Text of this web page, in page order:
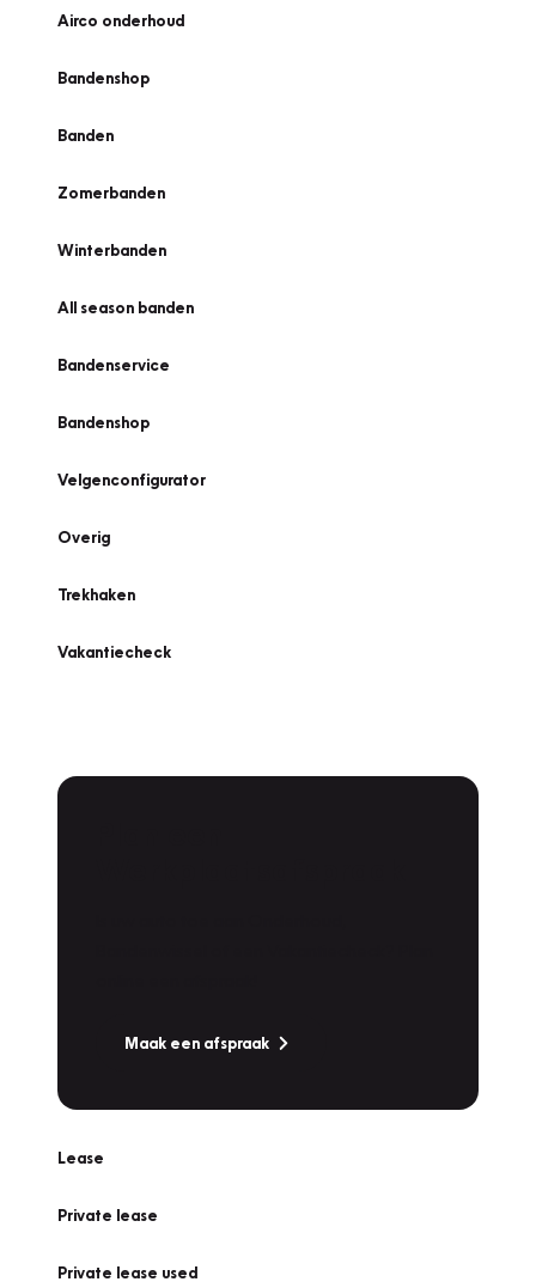
Airco onderhoud
Bandenshop
Banden
Zomerbanden
Winterbanden
All season banden
Bandenservice
Bandenshop
Velgenconfigurator
Overig
Trekhaken
Vakantiecheck
Maak een afspraak
Lease
Private lease
Private lease used